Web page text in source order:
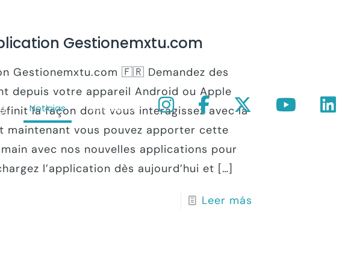
Noticias Contacto
Gestionemxtu.com
Gestionemxtu.com 🇫🇷 Demandez des
depuis votre appareil Android ou Apple
la façon dont vous interagissez avec la
maintenant vous pouvez apporter cette
avec nos nouvelles applications pour
l’application dès aujourd’hui et […]
Leer más